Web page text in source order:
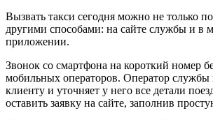
Вызвать такси сегодня можно не только
другими способами: на сайте службы и в
приложении.
Звонок со смартфона на короткий номер
мобильных операторов. Оператор службы
клиенту и уточняет у него все детали
оставить заявку на сайте, заполнив